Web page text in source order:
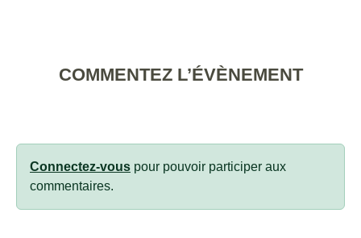
COMMENTEZ L’ÉVÈNEMENT
Connectez-vous pour pouvoir participer aux
commentaires.